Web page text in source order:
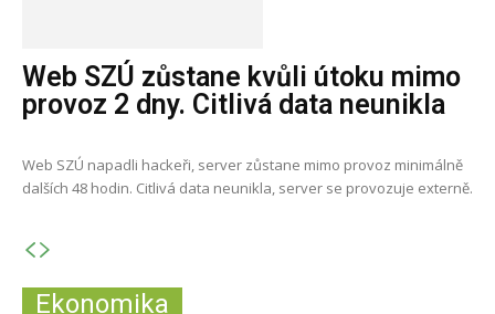
Web SZÚ zůstane kvůli útoku mimo
provoz 2 dny. Citlivá data neunikla
Web SZÚ napadli hackeři, server zůstane mimo provoz minimálně
dalších 48 hodin. Citlivá data neunikla, server se provozuje externě.
Ekonomika